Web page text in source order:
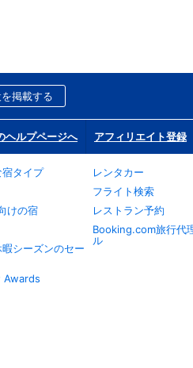
掲載する
ヘルプページへ アフィリエイト登録
タイプ
けの宿
シーズンのセー
Awards
レンタカー
フライト検索
レストラン予約
Booking.com旅行代
ル